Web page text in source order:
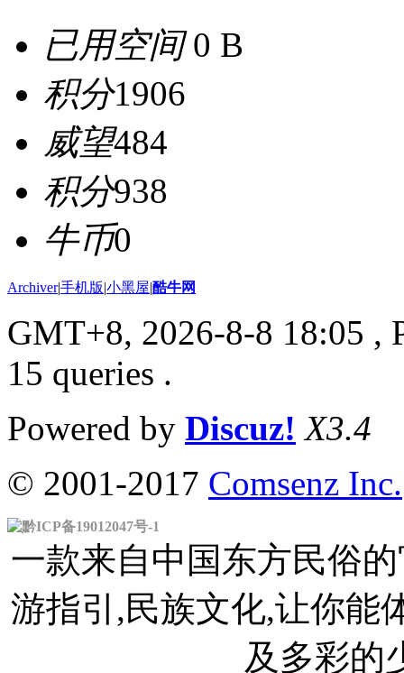
已用空间0 B
积分1906
威望484
积分938
牛币0
Archiver|手机版|小黑屋|酷牛网
GMT+8, 2026-8-8 18:05 ,
15 queries .
Powered by Discuz! X3.4
© 2001-2017 Comsenz Inc.
黔ICP备19012047号-1
一款来自中国东方民俗
游指引,民族文化,让你能
及多彩的